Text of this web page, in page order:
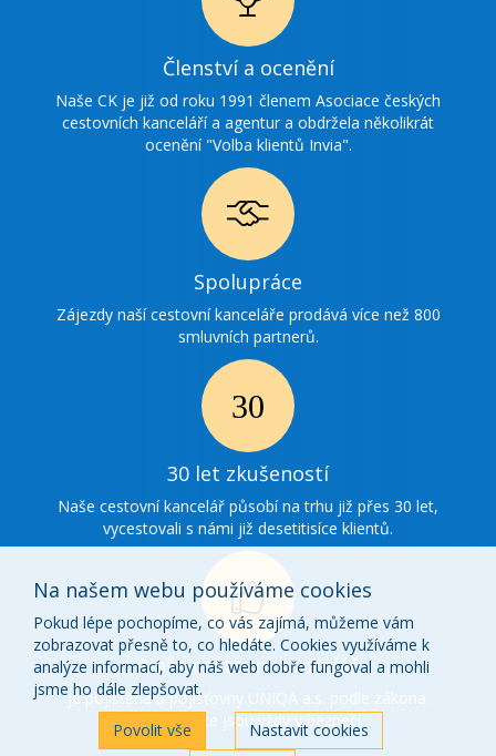
Ikonka
ocenění
Členství a ocenění
Naše CK je již od roku 1991 členem Asociace českých
cestovních kanceláří a agentur a obdržela několikrát
ocenění "Volba klientů Invia".
Ikonka
spolupráce
Spolupráce
Zájezdy naší cestovní kanceláře prodává více než 800
smluvních partnerů.
30 Ikonka
zkušenosti
30 let zkušeností
Naše cestovní kancelář působí na trhu již přes 30 let,
vycestovali s námi již desetitisíce klientů.
Ikonka
o
nás
Naše cestovní kancelář
je pojištěna u pojišťovny UNIQA a.s. podle zákona.
Vaše peníze jsou vždy v bezpečí.
Na našem webu používáme cookies
Pokud lépe pochopíme, co vás zajímá, můžeme vám
zobrazovat přesně to, co hledáte. Cookies využíváme k
analýze informací, aby náš web dobře fungoval a mohli
jsme ho dále zlepšovat.
Povolit vše
Nastavit cookies